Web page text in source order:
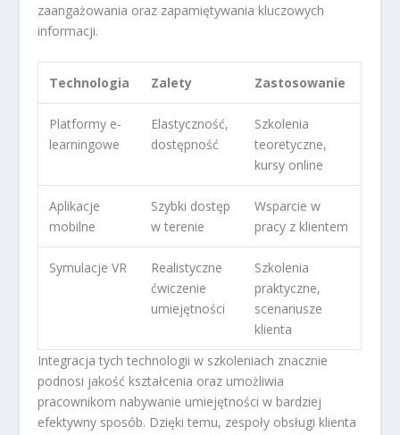
zaangażowania oraz zapamiętywania kluczowych
informacji.
Technologia Zalety Zastosowanie
Platformy e-
learningowe
Elastyczność,
dostępność
Szkolenia
teoretyczne,
kursy online
Aplikacje
mobilne
Szybki dostęp
w terenie
Wsparcie w
pracy z klientem
Symulacje VR
Realistyczne
ćwiczenie
umiejętności
Szkolenia
praktyczne,
scenariusze
klienta
Integracja tych technologii w szkoleniach znacznie
podnosi jakość kształcenia oraz umożliwia
pracownikom nabywanie umiejętności w bardziej
efektywny sposób. Dzięki temu, zespoły obsługi klienta